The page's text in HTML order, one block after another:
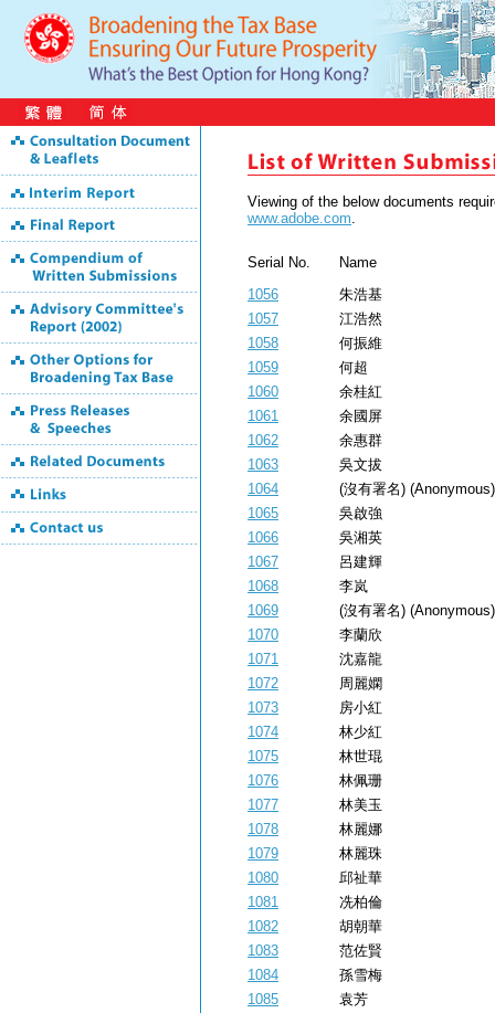
Viewing of the below documents
www.adobe.com
Serial No.
Name
1056
朱浩基
1057
江浩然
1058
何振維
1059
何超
1060
余桂紅
1061
余國屏
1062
余惠群
1063
吳文拔
1064
(沒有署名) (Anonymous)
1065
吳啟強
1066
吳湘英
1067
呂建輝
1068
李岚
1069
(沒有署名) (Anonymous)
1070
李蘭欣
1071
沈嘉龍
1072
周麗嫻
1073
房小紅
1074
林少紅
1075
林世琨
1076
林佩珊
1077
林美玉
1078
林麗娜
1079
林麗珠
1080
邱祉華
1081
冼柏倫
1082
胡朝華
1083
范佐賢
1084
孫雪梅
1085
袁芳